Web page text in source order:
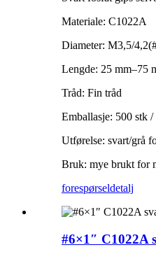
Materiale: C1022A
Diameter: M3,5/
Lengde: 25 mm–75
Tråd: Fin tråd
Emballasje: 500 stk
Utførelse: svart/grå
Bruk: mye brukt for
forespørseldetalj
#6×1″ C1022A